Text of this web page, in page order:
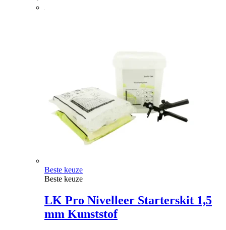
Beste keuze
Beste keuze
LK Pro Nivelleer Starterskit 1,5
mm Kunststof